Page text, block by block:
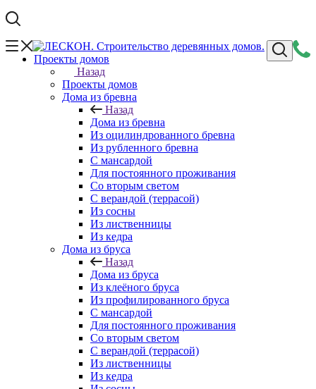
Проекты домов
Назад
Проекты домов
Дома из бревна
Назад
Дома из бревна
Из оцилиндрованного бревна
Из рубленного бревна
С мансардой
Для постоянного проживания
Со вторым светом
С верандой (террасой)
Из сосны
Из лиственницы
Из кедра
Дома из бруса
Назад
Дома из бруса
Из клеёного бруса
Из профилированного бруса
С мансардой
Для постоянного проживания
Со вторым светом
С верандой (террасой)
Из лиственницы
Из кедра